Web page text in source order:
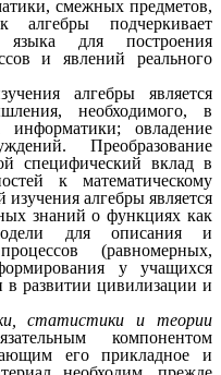
смежных предметов,
алгебры подчеркивает
для построения
и явлений реального
алгебры является
необходимого, в
информатики; овладение
Преобразование
специфический вклад в
к математическому
изучения алгебры является
знаний о функциях как
для описания и
(равномерных,
у учащихся
в развитии цивилизации и
статистики и теории
компонентом
его прикладное и